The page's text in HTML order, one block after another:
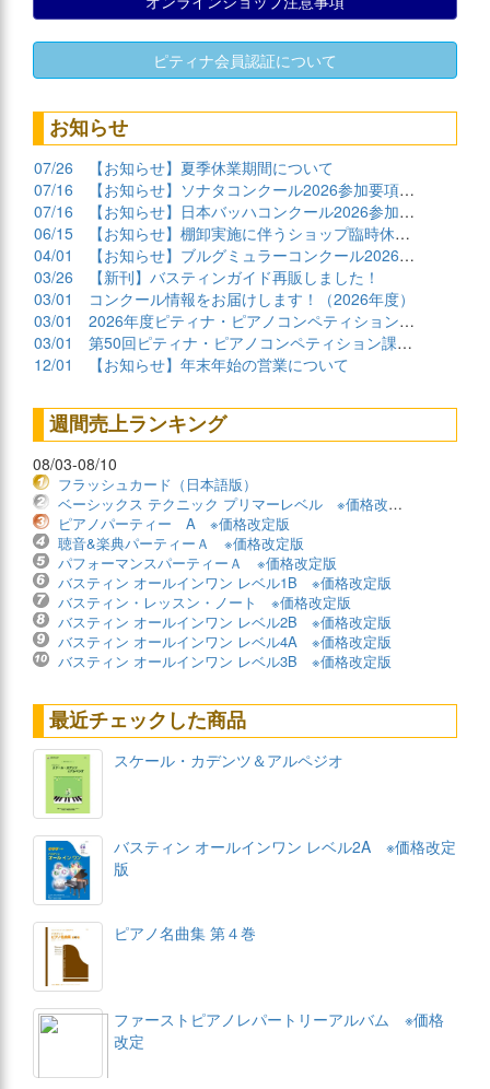
ピティナ会員認証について
お知らせ
07/26
【お知らせ】夏季休業期間について
07/16
【お知らせ】ソナタコンクール2026参加要項公開
07/16
【お知らせ】日本バッハコンクール2026参加要項公開
06/15
【お知らせ】棚卸実施に伴うショップ臨時休業について
04/01
【お知らせ】ブルグミュラーコンクール2026課題曲公開
03/26
【新刊】バスティンガイド再販しました！
03/01
コンクール情報をお届けします！（2026年度）
03/01
2026年度ピティナ・ピアノコンペティション課題曲商品
03/01
第50回ピティナ・ピアノコンペティション課題曲公開！
12/01
【お知らせ】年末年始の営業について
週間売上ランキング
08/03-08/10
フラッシュカード（日本語版）
ベーシックス テクニック プリマーレベル ※価格改定版
ピアノパーティー A ※価格改定版
聴音&楽典パーティーＡ ※価格改定版
パフォーマンスパーティーＡ ※価格改定版
バスティン オールインワン レベル1B ※価格改定版
バスティン・レッスン・ノート ※価格改定版
バスティン オールインワン レベル2B ※価格改定版
バスティン オールインワン レベル4A ※価格改定版
バスティン オールインワン レベル3B ※価格改定版
最近チェックした商品
スケール・カデンツ＆アルペジオ
バスティン オールインワン レベル2A ※価格改定
版
ピアノ名曲集 第４巻
ファーストピアノレパートリーアルバム ※価格
改定